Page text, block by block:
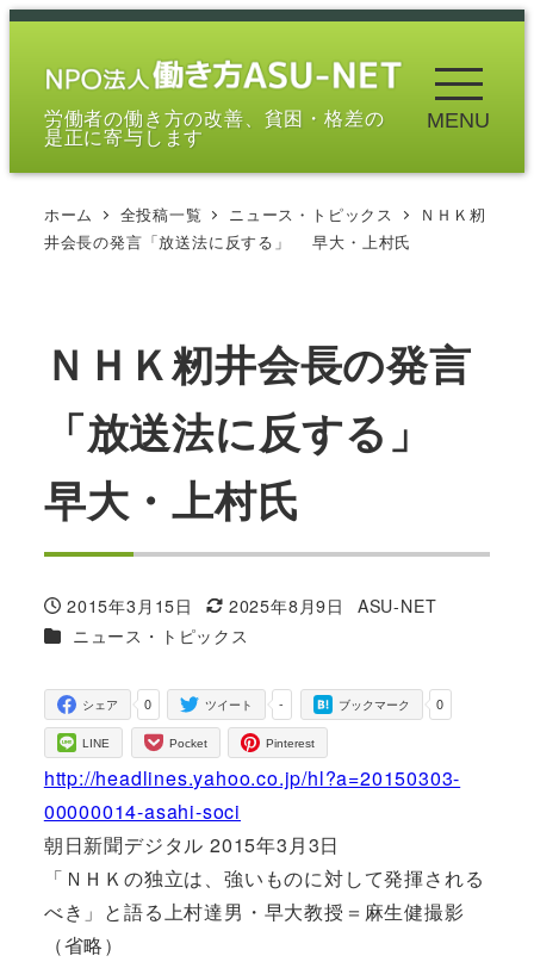
メ
労働者の働き方の改善、貧困・格差の
是正に寄与します
MENU
ホーム 全投稿一覧 ニュース・トピックス
ＮＨＫ籾
井会長の発言「放送法に反する」 早大・上村氏
ＮＨＫ籾井会長の発言
「放送法に反する」
早大・上村氏
投稿日
2015年3月15日
更新日
2025年8月9日
著
ASU-NET
カテゴリー
ニュース・トピックス
0
シェア -
ツイート 0
ブックマーク
LINE Pocket Pinterest
http://headlines.yahoo.co.jp/hl?a=20150303-
00000014-asahi-soci
朝日新聞デジタル 2015年3月3日
「ＮＨＫの独立は、強いものに対して発揮される
べき」と語る上村達男・早大教授＝麻生健撮影
（省略）